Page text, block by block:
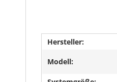
Hersteller:
Modell: